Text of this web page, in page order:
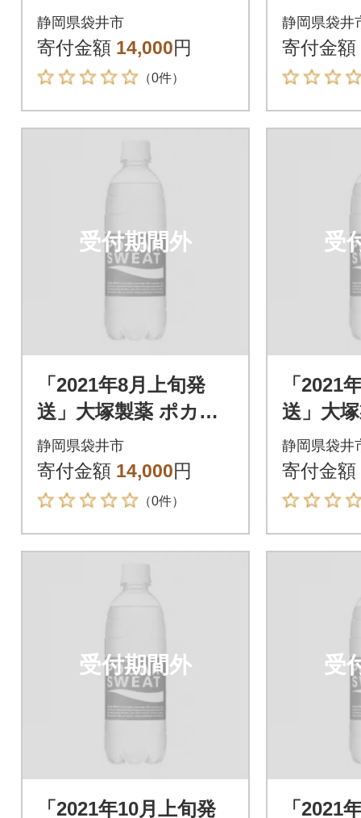
スエット 500ml×24本
静岡県袋井市
寄付金額 14,000円
（0件）
スエッ
静岡県袋井
寄付金額
受付期間外
「2021年8月上旬発
送」大塚製薬 ポカリ
スエット 500ml×24本
静岡県袋井市
寄付金額 14,000円
（0件）
受
「2021
送」大
スエッ
静岡県袋井
寄付金額
受付期間外
「2021年10月上旬発
受
「2021